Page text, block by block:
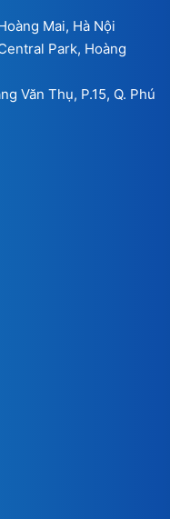
Mai, Hà Nội
Park, Hoàng
Văn Thụ, P.15, Q. Phú